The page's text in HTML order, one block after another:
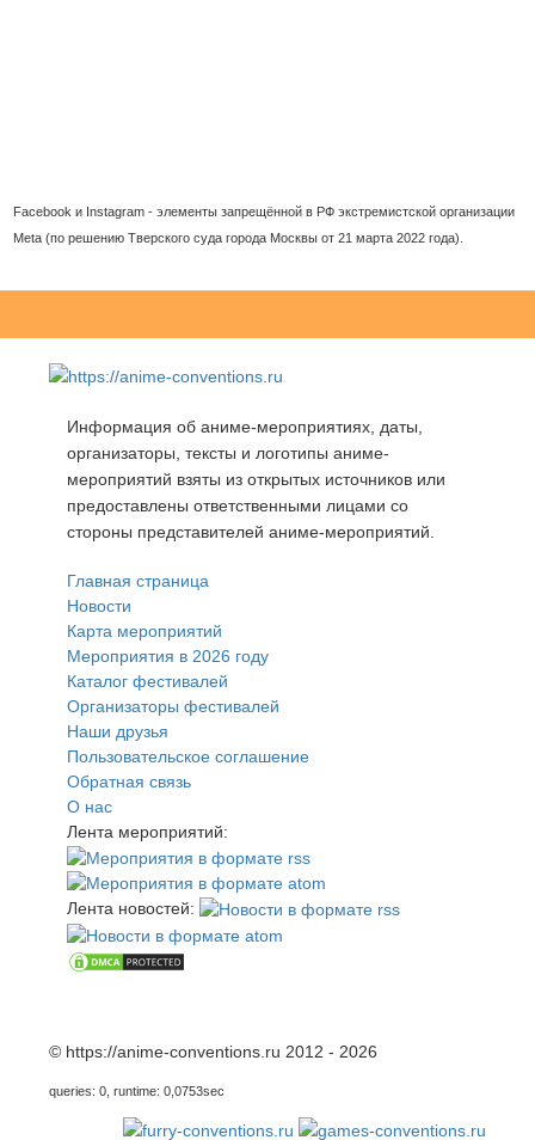
Facebook и Instagram - элементы запрещённой в РФ экстремистской организации
Meta (по решению Тверского суда города Москвы от 21 марта 2022 года).
Информация об аниме-мероприятиях, даты,
организаторы, тексты и логотипы аниме-
мероприятий взяты из открытых источников или
предоставлены ответственными лицами со
стороны представителей аниме-мероприятий.
Главная страница
Новости
Карта мероприятий
Мероприятия в 2026 году
Каталог фестивалей
Организаторы фестивалей
Наши друзья
Пользовательское соглашение
Обратная связь
О нас
Лента мероприятий:
Лента новостей:
© https://anime-conventions.ru 2012 - 2026
queries: 0, runtime: 0,0753sec